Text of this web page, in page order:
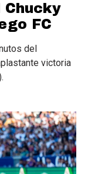
FC
del
victoria